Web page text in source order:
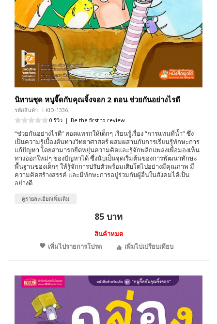
นิทานชุด หนูจี๊ดกับคุณจิ้งจอก 2 ตอน ช่วยกันอย่างไรดี
รหัสสินค้า : I-KID-1336
0 รีวิว | Be the first to review
“ช่วยกันอย่างไรดี” สอดแทรกให้เด็กๆ เรียนรู้เรื่อง “การแทนที่น้ำ” ซึ่ง
เป็นความรู้เบื้องต้นทางวิทยาศาสตร์ ผสมผสานกับการเรียนรู้ทักษะการ
แก้ปัญหา โดยสามารถยืดหยุ่นความคิดและรู้จักพลิกแพลงเพื่อมองเห็น
ทางออกใหม่ๆ ของปัญหาได้ ซึ่งนับเป็นจุดเริ่มต้นของการพัฒนาทักษะ
พื้นฐานของเด็กๆ ให้รู้จักการปรับตัวพร้อมเติบโตไปอย่างมีคุณภาพ มี
ความคิดสร้างสรรค์ และมีทักษะการอยู่ร่วมกับผู้อื่นในสังคมได้เป็น
อย่างดี
ดูรายละเอียดเพิ่มเติม
85 บาท
สินค้าหมด
เพิ่มไปรายการโปรด
เพิ่มไปเปรียบเทียบ